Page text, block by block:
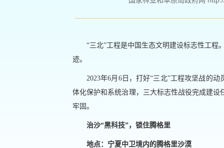
“三北”工程是中国生态文明建设标志性工程
迹。
2023年6月6日，打好“三北”工程攻坚战的
体化保护和系统治理，三大标志性战役完成建
牢固。
治沙“黑科技”，锁住腾格里
地点：宁夏中卫境内的腾格里沙漠